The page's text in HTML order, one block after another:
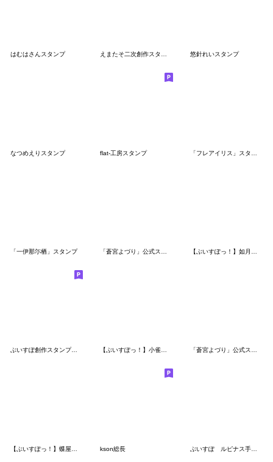
はむはさんスタンプ えまたそ二次創作スタンプ 悠針れいスタンプ
なつめえりスタンプ flat-工房スタンプ
「一伊那尓栖」スタンプ
ぶいすぽ創作スタンプ【第二弾】 【ぶいすぽっ！】小雀ととのスタンプ 「蒼宮よづり」公式スタンプ 第2弾
kson総長 ぶいすぽ ルピナス手描きスタンプ